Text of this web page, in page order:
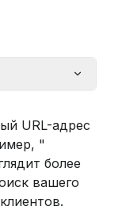
URL-адрес
"
более
вашего